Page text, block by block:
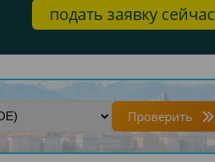
подать заявку сейчас
Проверить